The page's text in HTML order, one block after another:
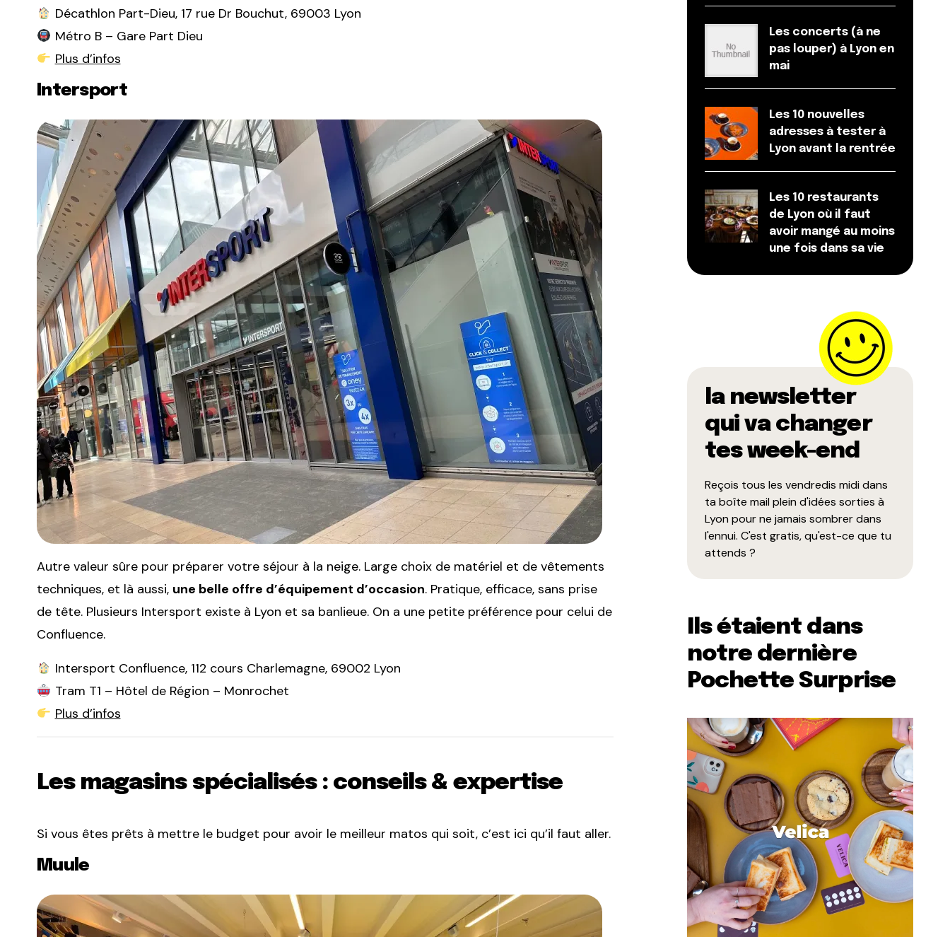
Décathlon Part-Dieu, 17 rue Dr Bouchut, 69003 Lyon
Métro B – Gare Part Dieu
Plus d’infos
Intersport
Autre valeur sûre pour préparer votre séjour à la neige. Large choix de matériel et de vêtements
techniques, et là aussi, une belle offre d’équipement d’occasion. Pratique, efficace, sans prise
de tête. Plusieurs Intersport existe à Lyon et sa banlieue. On a une petite préférence pour celui de
Confluence.
Intersport Confluence, 112 cours Charlemagne, 69002 Lyon
Tram T1 – Hôtel de Région – Monrochet
Plus d’infos
Les magasins spécialisés : conseils & expertise
Si vous êtes prêts à mettre le budget pour avoir le meilleur matos qui soit, c’est ici qu’il faut aller.
Muule
Les concerts (à ne
pas louper) à Lyon en
mai
Les 10 nouvelles
adresses à tester à
Lyon avant la rentrée
Les 10 restaurants
de Lyon où il faut
avoir mangé au moins
une fois dans sa vie
la newsletter
qui va changer
tes week-end
Reçois tous les vendredis midi dans
ta boîte mail plein d'idées sorties à
Lyon pour ne jamais sombrer dans
l'ennui. C'est gratis, qu'est-ce que tu
attends ?
Ils étaient dans
notre dernière
Pochette Surprise